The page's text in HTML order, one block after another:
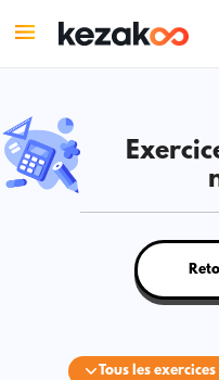
Tous les exercices